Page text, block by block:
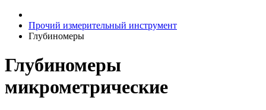
Прочий измерительный инструмент
Глубиномеры
Глубиномеры
микрометрические